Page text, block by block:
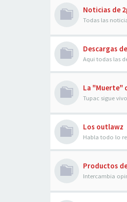
Noticias de
Todas las
Descargas
Aqui todas las
La "Muerte"
Tupac sigue
Los outlawz
Habla todo lo
Productos
Intercambia